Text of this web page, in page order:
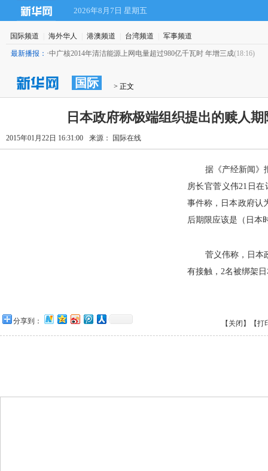
2026年8月7日 星期五
国际频道 海外华人 港澳频道 台湾频道 军事频道
最新播报： ·中广核2014年清洁能源上网电量超过980亿千瓦时 年增三成(18:16)
国际 > 正文
日本政府称极端组织提出的赎人期
2015年01月22日 16:31:00 来源： 国际在线
据《产经新闻》
房长官菅义伟21日
事件称，日本政府认
后期限应该是（日本
菅义伟称，日本
有接触，2名被绑架
分享到： 【关闭】 【打